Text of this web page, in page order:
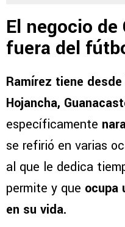
El negocio de
fuera del
Ramírez tiene
Hojancha,
específicamente
se refirió en varias
al que le dedica
permite y que ocupa
en su vida.